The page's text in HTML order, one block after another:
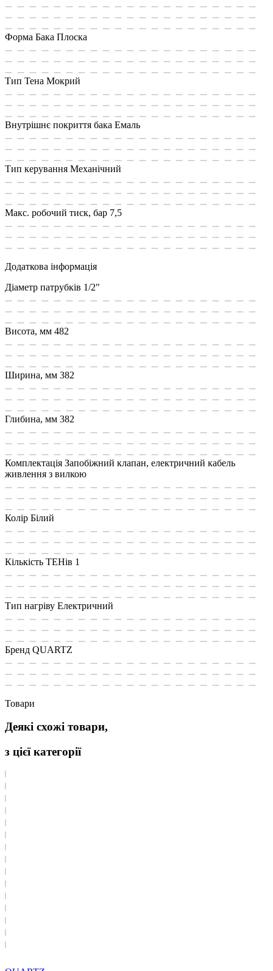
Форма Бака Плоска
Тип Тена Мокрий
Внутрішнє покриття бака Емаль
Тип керування Механічний
Макс. робочий тиск, бар 7,5
Додаткова інформація
Діаметр патрубків 1/2"
Висота, мм 482
Ширина, мм 382
Глибина, мм 382
Комплектація Запобіжний клапан, електричний кабель
живлення з вилкою
Колір Білий
Кількість ТЕНів 1
Тип нагріву Електричний
Бренд QUARTZ
Товари
Деякі схожі товари,
з цієї категорії